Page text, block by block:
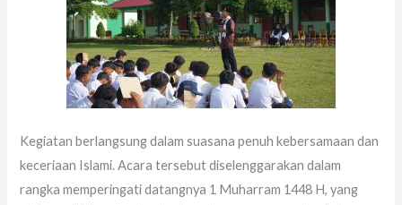
Kegiatan berlangsung dalam suasana penuh kebersamaan dan
keceriaan Islami. Acara tersebut diselenggarakan dalam
rangka memperingati datangnya 1 Muharram 1448 H, yang